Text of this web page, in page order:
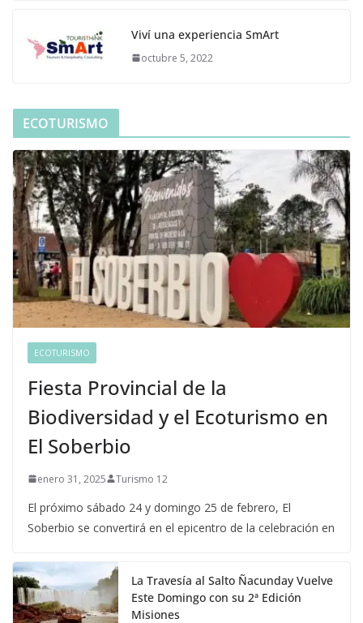
Viví una experiencia SmArt
octubre 5, 2022
ECOTURISMO
ECOTURISMO
Fiesta Provincial de la
Biodiversidad y el Ecoturismo en
El Soberbio
enero 31, 2025 Turismo 12
El próximo sábado 24 y domingo 25 de febrero, El
Soberbio se convertirá en el epicentro de la celebración en
La Travesía al Salto Ñacunday Vuelve
Este Domingo con su 2ª Edición
Misiones